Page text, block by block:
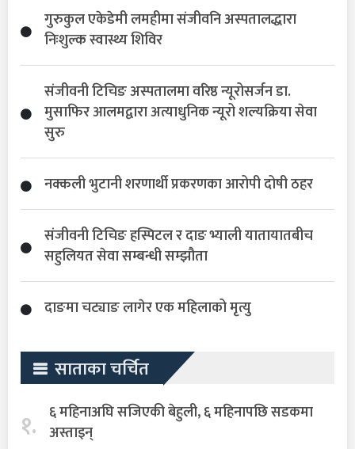
गुरुकुल एकेडेमी लमहीमा संजीवनि अस्पतालद्धारा
निःशुल्क स्वास्थ्य शिविर
संजीवनी टिचिङ अस्पतालमा वरिष्ठ न्यूरोसर्जन डा.
मुसाफिर आलमद्वारा अत्याधुनिक न्यूरो शल्यक्रिया सेवा
सुरु
नक्कली भुटानी शरणार्थी प्रकरणका आरोपी दोषी ठहर
संजीवनी टिचिङ हस्पिटल र दाङ भ्याली यातायातबीच
सहुलियत सेवा सम्बन्धी सम्झौता
दाङमा चट्याङ लागेर एक महिलाको मृत्यु
साताका चर्चित
१. ६ महिनाअघि सजिएकी बेहुली, ६ महिनापछि सडकमा
अस्ताइन्